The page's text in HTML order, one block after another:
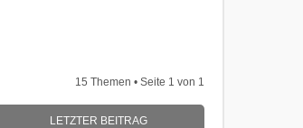
15 Themen • Seite 1 von 1
LETZTER BEITRAG